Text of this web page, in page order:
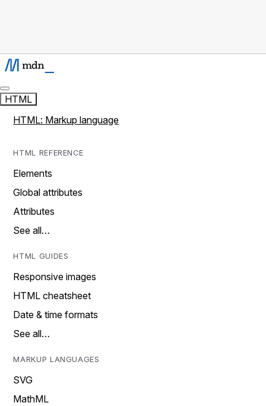
HTML
HTML: Markup language
HTML REFERENCE
Elements
Global attributes
Attributes
See all…
HTML GUIDES
Responsive images
HTML cheatsheet
Date & time formats
See all…
MARKUP LANGUAGES
SVG
MathML